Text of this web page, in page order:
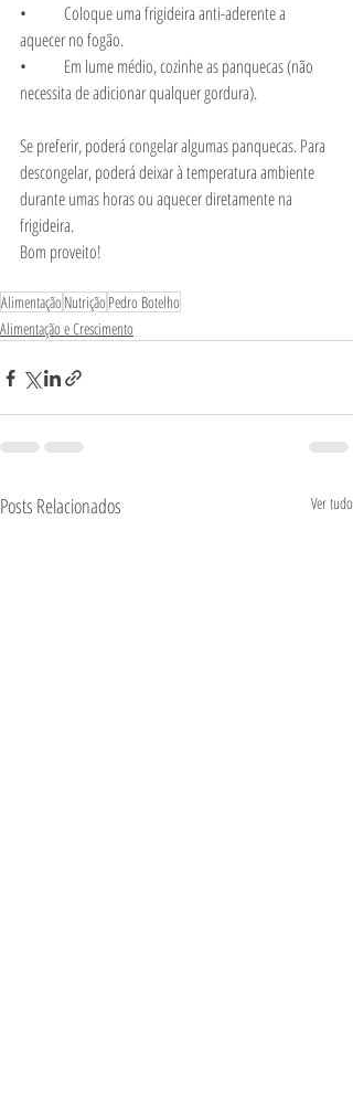
•	Coloque uma frigideira anti-aderente a
aquecer no fogão.
•	Em lume médio, cozinhe as panquecas (não
necessita de adicionar qualquer gordura).
Se preferir, poderá congelar algumas panquecas. Para
descongelar, poderá deixar à temperatura ambiente
durante umas horas ou aquecer diretamente na
frigideira.
Bom proveito!
AlimentaçãoNutriçãoPedro Botelho
Alimentação e Crescimento
Posts Relacionados Ver tudo